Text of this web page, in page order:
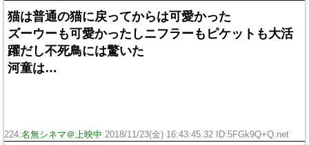
猫は普通の猫に戻ってからは可愛かった
ズーウーも可愛かったしニフラーもピケットも大活
躍だし不死鳥には驚いた
河童は…
224:名無シネマ＠上映中 2018/11/23(金) 16:43:45.32 ID:5FGk9Q+Q.net